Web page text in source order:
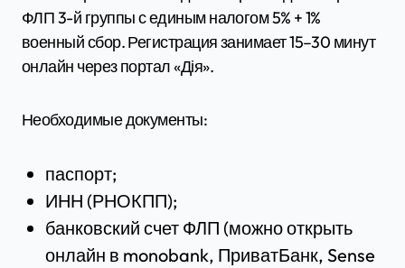
ФЛП 3-й группы с единым налогом 5% + 1%
военный сбор. Регистрация занимает 15–30 минут
онлайн через портал «Дія».
Необходимые документы:
паспорт;
ИНН (РНОКПП);
банковский счет ФЛП (можно открыть
онлайн в monobank, ПриватБанк, Sense